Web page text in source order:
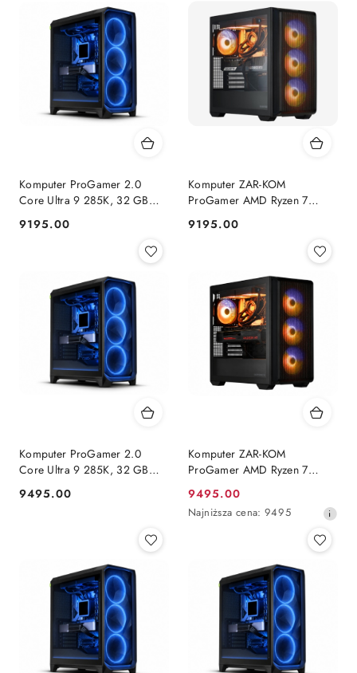
Komputer ProGamer 2.0
Core Ultra 9 285K, 32 GB
RAM, 1 TB SSD, RTX™ 5070,
WINDOWS 11
Cena:
9195.00
Komputer ZAR-KOM
ProGamer AMD Ryzen 7
9800x3D RTX 5070 1TB
NVMe 32 GB RAM Windows
Cena:
9195.00
Komputer ProGamer 2.0
Core Ultra 9 285K, 32 GB
XT, WINDOWS 11
Cena:
9495.00
Komputer ZAR-KOM
ProGamer AMD Ryzen 7
NVMe 32 GB RAM Windows
11 Pro
Cena
promocyjna:
9495.00
Najniższa
Najniższa cena: 9495